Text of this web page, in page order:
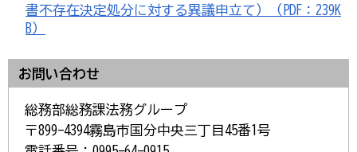
書不存在決定処分に対する異議申立て）（PDF：239K
B）
お問い合わせ
総務部総務課法務グループ
〒899-4394霧島市国分中央三丁目45番1号